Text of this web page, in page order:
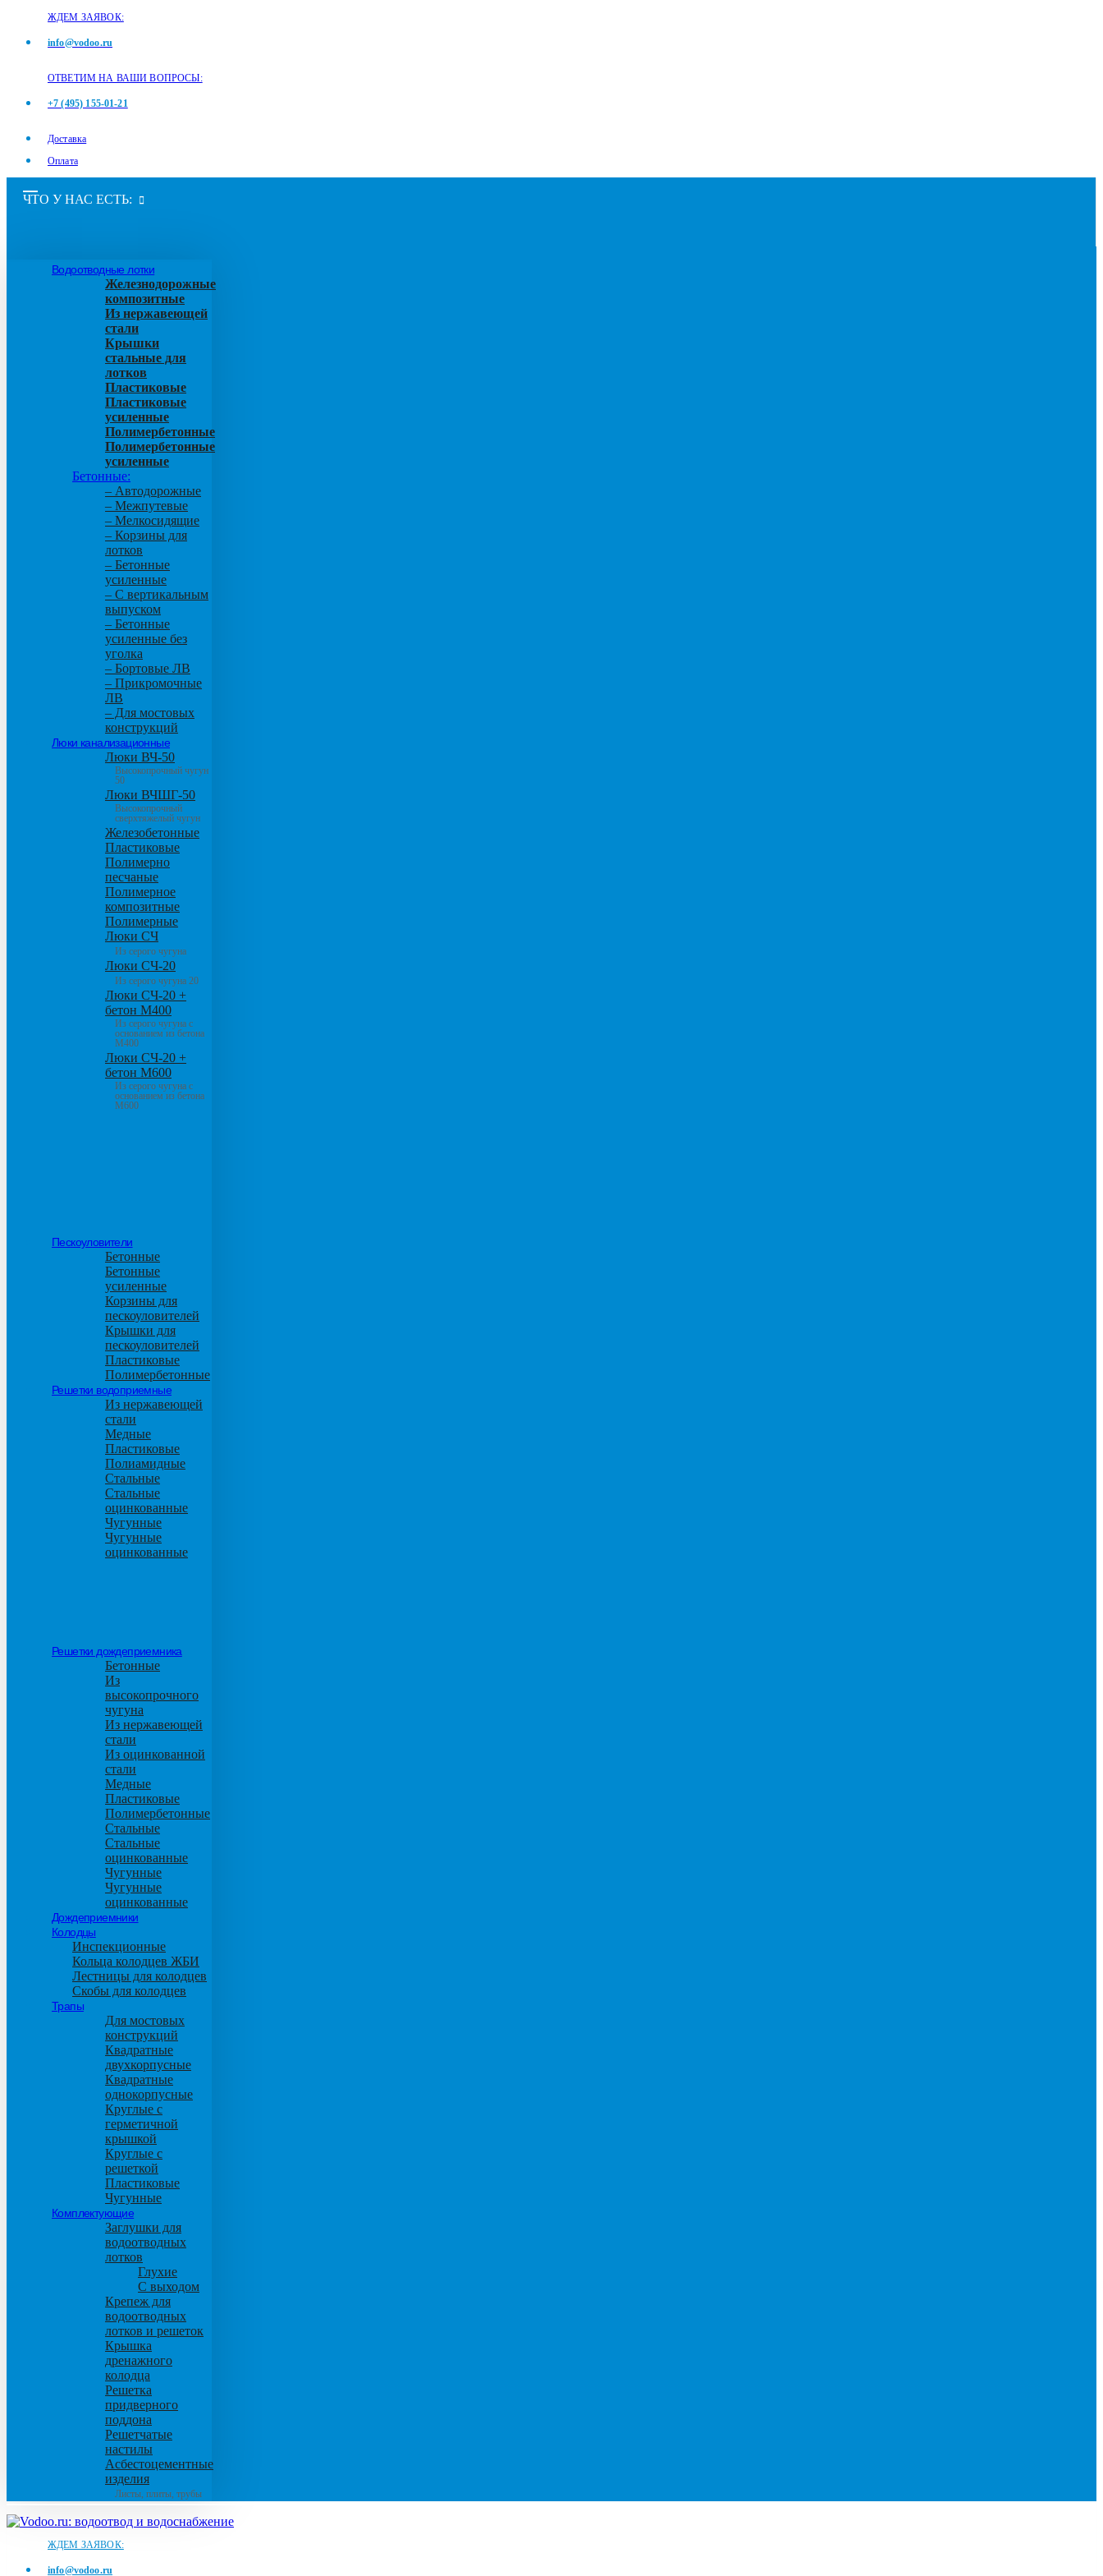
ЖДЕМ ЗАЯВОК:
info@vodoo.ru
ОТВЕТИМ НА ВАШИ ВОПРОСЫ:
+7 (495) 155-01-21
Доставка
Оплата
ЧТО У НАС ЕСТЬ:
Водоотводные лотки
Железнодорожные
композитные
Из нержавеющей
стали
Крышки
стальные для
лотков
Пластиковые
Пластиковые
усиленные
Полимербетонные
Полимербетонные
усиленные
Бетонные:
– Автодорожные
– Межпутевые
– Мелкосидящие
– Корзины для
лотков
– Бетонные
усиленные
– С вертикальным
выпуском
– Бетонные
усиленные без
уголка
– Бортовые ЛВ
– Прикромочные
ЛВ
– Для мостовых
конструкций
Люки канализационные
Люки ВЧ-50
Высокопрочный чугун
50
Люки ВЧШГ-50
Высокопрочный
сверхтяжелый чугун
Железобетонные
Пластиковые
Полимерно
песчаные
Полимерное
композитные
Полимерные
Люки СЧ
Из серого чугуна
Люки СЧ-20
Из серого чугуна 20
Люки СЧ-20 +
бетон М400
Из серого чугуна с
основанием из бетона
М400
Люки СЧ-20 +
бетон М600
Из серого чугуна с
основанием из бетона
М600
Пескоуловители
Бетонные
Бетонные
усиленные
Корзины для
пескоуловителей
Крышки для
пескоуловителей
Пластиковые
Полимербетонные
Решетки водоприемные
Из нержавеющей
стали
Медные
Пластиковые
Полиамидные
Стальные
Стальные
оцинкованные
Чугунные
Чугунные
оцинкованные
Решетки дождеприемника
Бетонные
Из
высокопрочного
чугуна
Из нержавеющей
стали
Из оцинкованной
стали
Медные
Пластиковые
Полимербетонные
Стальные
Стальные
оцинкованные
Чугунные
Чугунные
оцинкованные
Дождеприемники
Колодцы
Инспекционные
Кольца колодцев ЖБИ
Лестницы для колодцев
Скобы для колодцев
Трапы
Для мостовых
конструкций
Квадратные
двухкорпусные
Квадратные
однокорпусные
Круглые с
герметичной
крышкой
Круглые с
решеткой
Пластиковые
Чугунные
Комплектующие
Заглушки для
водоотводных
лотков
Глухие
С выходом
Крепеж для
водоотводных
лотков и решеток
Крышка
дренажного
колодца
Решетка
придверного
поддона
Решетчатые
настилы
Асбестоцементные
изделия
Листы, плиты, трубы
ЖДЕМ ЗАЯВОК:
info@vodoo.ru